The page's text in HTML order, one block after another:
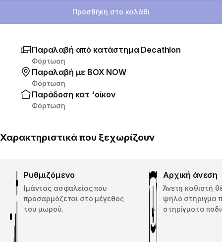
Προσθήκη στο καλάθι
Παραλαβή από κατάστημα Decathlon
Φόρτωση
Παραλαβή με ΒΟΧ ΝΟW
Φόρτωση
Παράδοση κατ 'οίκον
Φόρτωση
Χαρακτηριστικά που ξεχωρίζουν
Ρυθμιζόμενο
Ιμάντας ασφαλείας που
προσαρμόζεται στο μέγεθος
του μωρού.
Αρχική άνεση
Άνετη καθιστή
ψηλό στήριγμα
στηρίγματα